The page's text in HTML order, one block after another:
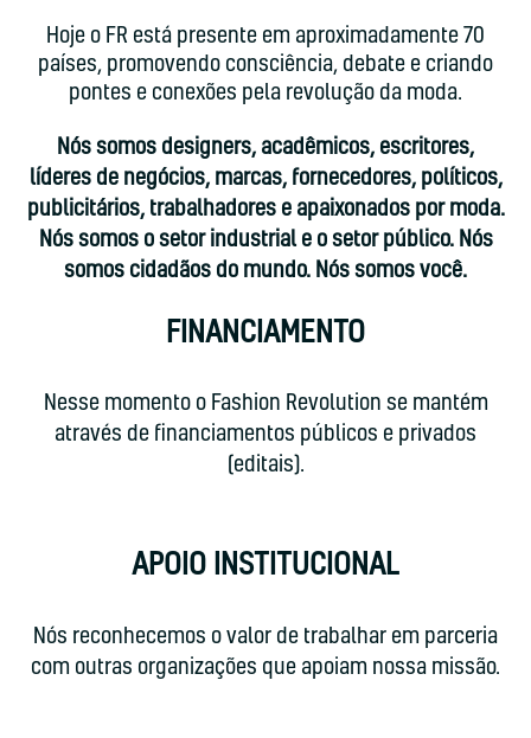
Hoje o FR está presente em aproximadamente 70
países, promovendo consciência, debate e criando
pontes e conexões pela revolução da moda.
Nós somos designers, acadêmicos, escritores,
líderes de negócios, marcas, fornecedores, políticos,
publicitários, trabalhadores e apaixonados por moda.
Nós somos o setor industrial e o setor público. Nós
somos cidadãos do mundo. Nós somos você.
FINANCIAMENTO
Nesse momento o Fashion Revolution se mantém
através de financiamentos públicos e privados
(editais).
APOIO INSTITUCIONAL
Nós reconhecemos o valor de trabalhar em parceria
com outras organizações que apoiam nossa missão.